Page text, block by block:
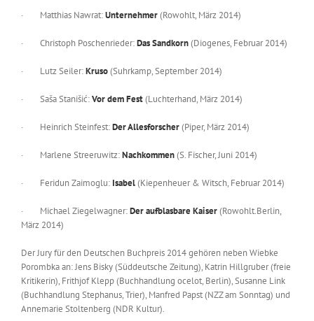
· Matthias Nawrat:Unternehmer(Rowohlt, März 2014)
· Christoph Poschenrieder:Das Sandkorn(Diogenes, Februar 2014)
· Lutz Seiler:Kruso(Suhrkamp, September 2014)
· Saša Stanišić:Vor dem Fest(Luchterhand, März 2014)
· Heinrich Steinfest:Der Allesforscher(Piper, März 2014)
· Marlene Streeruwitz:Nachkommen(S. Fischer, Juni 2014)
· Feridun Zaimoglu: Isabel(Kiepenheuer & Witsch, Februar 2014)
· Michael Ziegelwagner:Der aufblasbare Kaiser(Rowohlt.Berlin,
März 2014)
Der Jury für den Deutschen Buchpreis 2014 gehören neben Wiebke
Porombka an: Jens Bisky (Süddeutsche Zeitung), Katrin Hillgruber (freie
Kritikerin), Frithjof Klepp (Buchhandlung ocelot, Berlin), Susanne Link
(Buchhandlung Stephanus, Trier), Manfred Papst (NZZ am Sonntag) und
Annemarie Stoltenberg (NDR Kultur).